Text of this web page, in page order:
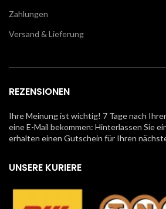
Zahlungen
Versand & Lieferung
REZENSIONEN
Ihre Meinung ist wichtig! 7 Tage nach
eine E-Mail bekommen: Hinterlassen Sie
erhalten einen Gutschein für Ihren
UNSERE KURIERE